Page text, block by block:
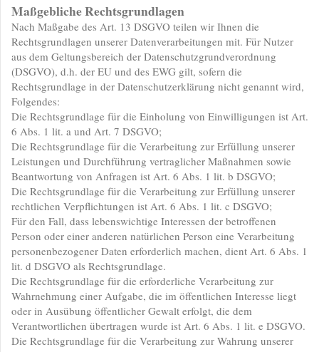
Maßgebliche Rechtsgrundlagen
Nach Maßgabe des Art. 13 DSGVO teilen wir Ihnen die
Rechtsgrundlagen unserer Datenverarbeitungen mit. Für Nutzer
aus dem Geltungsbereich der Datenschutzgrundverordnung
(DSGVO), d.h. der EU und des EWG gilt, sofern die
Rechtsgrundlage in der Datenschutzerklärung nicht genannt wird,
Folgendes:
Die Rechtsgrundlage für die Einholung von Einwilligungen ist Art.
6 Abs. 1 lit. a und Art. 7 DSGVO;
Die Rechtsgrundlage für die Verarbeitung zur Erfüllung unserer
Leistungen und Durchführung vertraglicher Maßnahmen sowie
Beantwortung von Anfragen ist Art. 6 Abs. 1 lit. b DSGVO;
Die Rechtsgrundlage für die Verarbeitung zur Erfüllung unserer
rechtlichen Verpflichtungen ist Art. 6 Abs. 1 lit. c DSGVO;
Für den Fall, dass lebenswichtige Interessen der betroffenen
Person oder einer anderen natürlichen Person eine Verarbeitung
personenbezogener Daten erforderlich machen, dient Art. 6 Abs. 1
lit. d DSGVO als Rechtsgrundlage.
Die Rechtsgrundlage für die erforderliche Verarbeitung zur
Wahrnehmung einer Aufgabe, die im öffentlichen Interesse liegt
oder in Ausübung öffentlicher Gewalt erfolgt, die dem
Verantwortlichen übertragen wurde ist Art. 6 Abs. 1 lit. e DSGVO.
Die Rechtsgrundlage für die Verarbeitung zur Wahrung unserer